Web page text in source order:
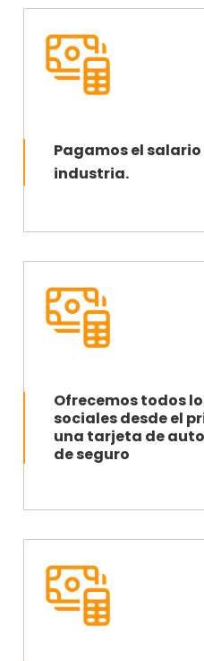
Pagamos el
industria.
Ofrecemos todos
sociales desde el
una tarjeta de
de seguro